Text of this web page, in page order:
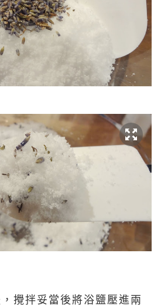
攪拌妥當後將浴鹽壓進兩